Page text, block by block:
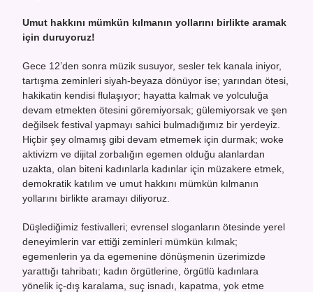
Umut hakkını mümkün kılmanın yollarını birlikte aramak
için duruyoruz!
Gece 12’den sonra müzik susuyor, sesler tek kanala iniyor,
tartışma zeminleri siyah-beyaza dönüyor ise; yarından ötesi,
hakikatin kendisi flulaşıyor; hayatta kalmak ve yolculuğa
devam etmekten ötesini göremiyorsak; gülemiyorsak ve şen
değilsek festival yapmayı sahici bulmadığımız bir yerdeyiz.
Hiçbir şey olmamış gibi devam etmemek için durmak; woke
aktivizm ve dijital zorbalığın egemen olduğu alanlardan
uzakta, olan biteni kadınlarla kadınlar için müzakere etmek,
demokratik katılım ve umut hakkını mümkün kılmanın
yollarını birlikte aramayı diliyoruz.
Düşlediğimiz festivalleri; evrensel sloganların ötesinde yerel
deneyimlerin var ettiği zeminleri mümkün kılmak;
egemenlerin ya da egemenine dönüşmenin üzerimizde
yarattığı tahribatı; kadın örgütlerine, örgütlü kadınlara
yönelik iç-dış karalama, suç isnadı, kapatma, yok etme